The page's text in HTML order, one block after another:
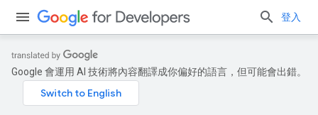
登入
Google 會運用 AI 技術將內容翻譯成你偏好的語言，但可能會出錯。